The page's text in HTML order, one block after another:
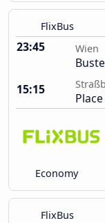
FlixBus
23:45 Wien
15:15
Economy
FlixBus